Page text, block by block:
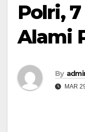
Polri,
Alami
By
MAR